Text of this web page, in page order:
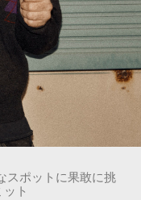
スポットに果敢に挑
ト